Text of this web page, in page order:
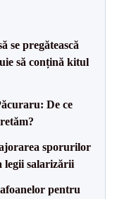
se pregătească
să conțină kitul
De ce
sporurilor
legii salarizării
pentru